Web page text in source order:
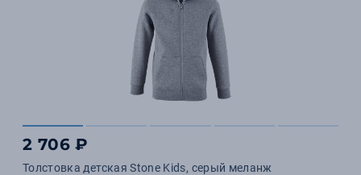
2 706 ₽
Толстовка детская Stone Kids, серый меланж